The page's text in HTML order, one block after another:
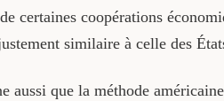
certaines coopérations
similaire à celle des
aussi que la méthode